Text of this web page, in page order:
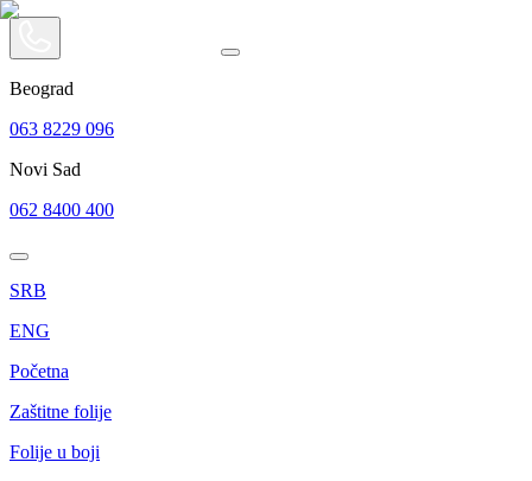
Beograd
063 8229 096
Novi Sad
062 8400 400
SRB
ENG
Početna
Zaštitne folije
Folije u boji